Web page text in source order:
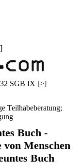
]
SGB IX [>]
Teilhabeberatung;
Buch -
Menschen
Buch